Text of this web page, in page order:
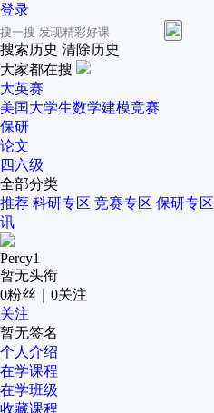
登录
搜索历史 清除历史
大家都在搜
大英赛
美国大学生数学建模竞赛
保研
论文
四六级
全部分类
推荐 科研专区 竞赛专区 保研专区
讯
Percy1
暂无头衔
0粉丝 0关注
关注
暂无签名
个人介绍
在学课程
在学班级
收藏课程